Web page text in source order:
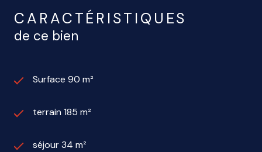
CARACTÉRISTIQUES
de ce bien
Surface 90 m²
terrain 185 m²
séjour 34 m²